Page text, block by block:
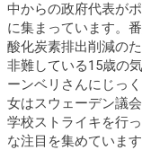
中からの政府代表が
に集まっています。
酸化炭素排出削減の
非難している15歳の
ーンベリさんにじっ
女はスウェーデン議
学校ストライキを行
な注目を集めていま